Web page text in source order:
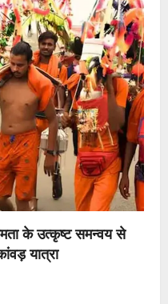
के उत्कृष्ट समन्वय से
यात्रा